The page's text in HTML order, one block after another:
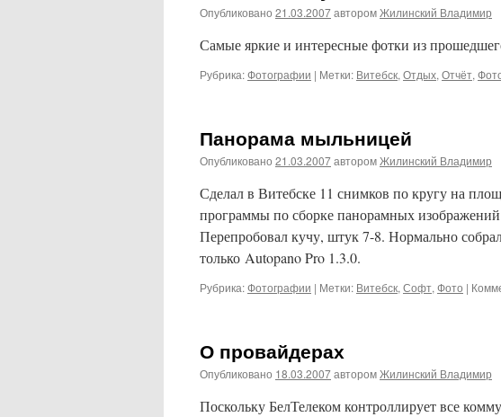
Опубликовано 21.03.2007авторомЖилинский Владимир
Самые яркие и интересные фотки из
Рубрика:Фотографии | Метки: Витебск, Отдых, Отчёт,
Панорама мыльницей
Опубликовано 21.03.2007авторомЖилинский Владимир
Сделал в Витебске 11 снимков по кругу на
программы по сборке панорамных
Перепробовал кучу, штук 7-8. Нормально
только Autopano Pro 1.3.0.
Рубрика:Фотографии | Метки: Витебск, Софт, Фото |
О провайдерах
Опубликовано 18.03.2007авторомЖилинский Владимир
Поскольку БелТелеком контроллирует все